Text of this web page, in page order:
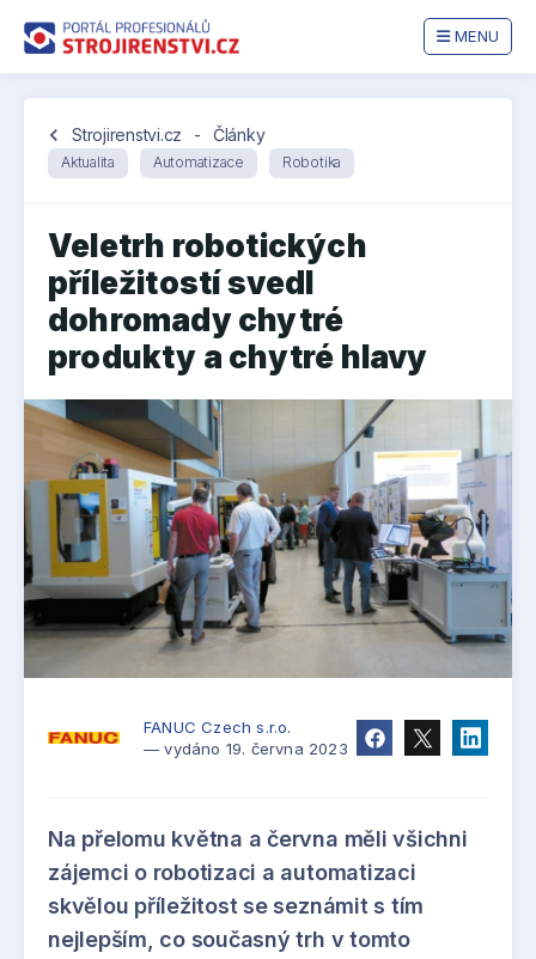
MENU
chevron_left Strojirenstvi.cz - Články
Aktualita Automatizace Robotika
Veletrh robotických
příležitostí svedl
dohromady chytré
produkty a chytré hlavy
FANUC Czech s.r.o.
— vydáno 19. června 2023
Na přelomu května a června měli všichni
zájemci o robotizaci a automatizaci
skvělou příležitost se seznámit s tím
nejlepším, co současný trh v tomto